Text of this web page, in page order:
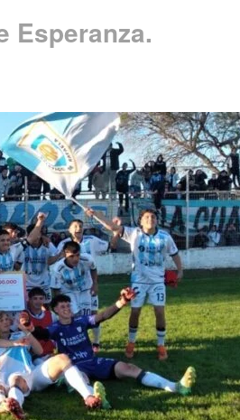
Esperanza.